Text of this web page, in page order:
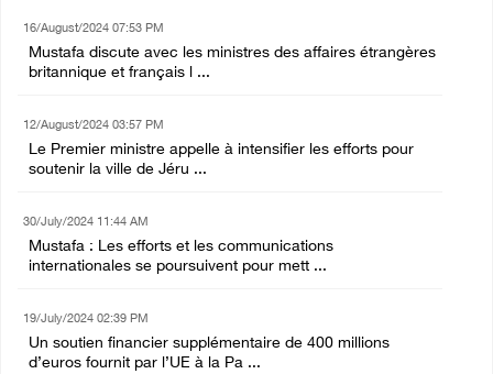
16/August/2024 07:53 PM
Mustafa discute avec les ministres des affaires étrangères
britannique et français l ...
12/August/2024 03:57 PM
Le Premier ministre appelle à intensifier les efforts pour
soutenir la ville de Jéru ...
30/July/2024 11:44 AM
Mustafa : Les efforts et les communications
internationales se poursuivent pour mett ...
19/July/2024 02:39 PM
Un soutien financier supplémentaire de 400 millions
d’euros fournit par l’UE à la Pa ...